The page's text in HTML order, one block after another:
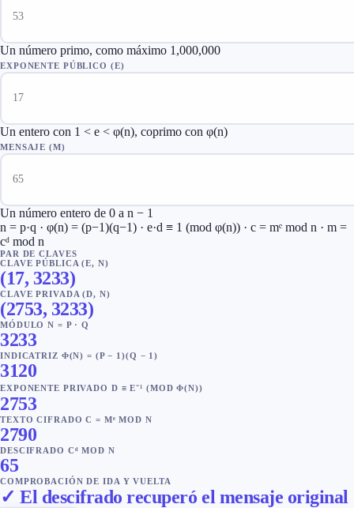
Un número primo, como máximo 1,000,000
EXPONENTE PÚBLICO (E)
Un entero con 1 < e < φ(n), coprimo con φ(n)
MENSAJE (M)
Un número entero de 0 a n − 1
n = p·q · φ(n) = (p−1)(q−1) · e·d ≡ 1 (mod φ(n)) · c = mᵉ mod n · m =
cᵈ mod n
PAR DE CLAVES
CLAVE PÚBLICA (E, N)
(17, 3233)
CLAVE PRIVADA (D, N)
(2753, 3233)
MÓDULO N = P · Q
3233
INDICATRIZ Φ(N) = (P − 1)(Q − 1)
3120
EXPONENTE PRIVADO D ≡ E⁻¹ (MOD Φ(N))
2753
TEXTO CIFRADO C = Mᵉ MOD N
2790
DESCIFRADO Cᵈ MOD N
65
COMPROBACIÓN DE IDA Y VUELTA
✓ El descifrado recuperó el mensaje original